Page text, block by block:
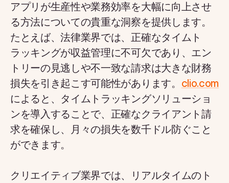
アプリが生産性や業務効率を大幅に向上させ
る方法についての貴重な洞察を提供します。
たとえば、法律業界では、正確なタイムト
ラッキングが収益管理に不可欠であり、エン
トリーの見逃しや不一致な請求は大きな財務
損失を引き起こす可能性があります。 clio.com
によると、タイムトラッキングソリューショ
ンを導入することで、正確なクライアント請
求を確保し、月々の損失を数千ドル防ぐこと
ができます。
クリエイティブ業界では、リアルタイムのト